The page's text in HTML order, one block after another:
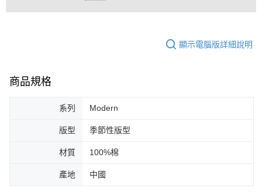
顯示電腦版詳細說明
商品規格
系列 Modern
版型 季節性版型
材質 100%棉
產地 中國